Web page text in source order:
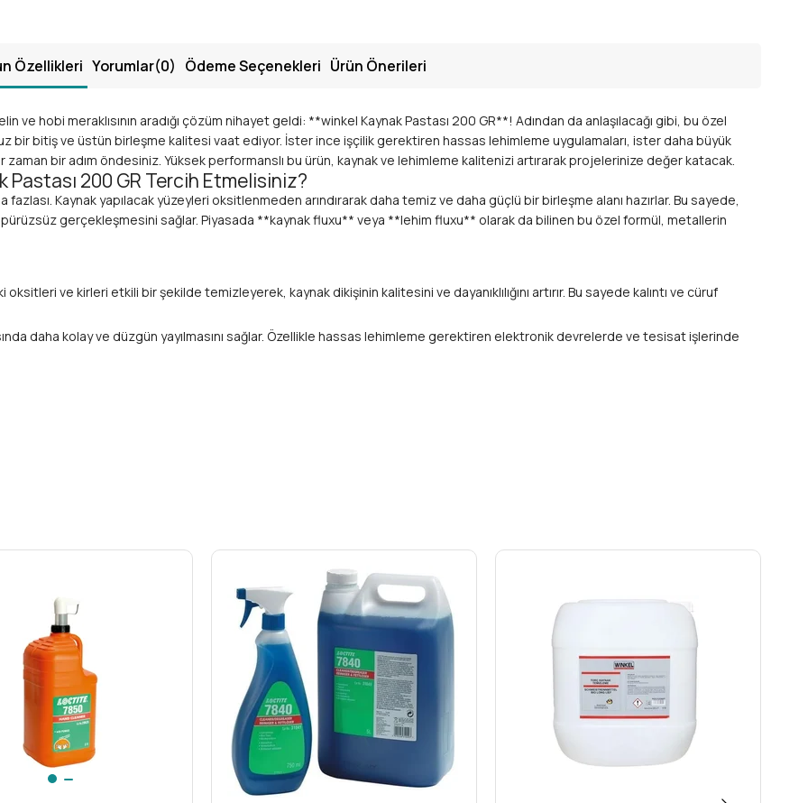
Özellikleri Yorumlar(0) Ödeme Seçenekleri Ürün Önerileri
hobi meraklısının aradığı çözüm nihayet geldi: **winkel Kaynak Pastası 200 GR**! Adından da anlaşılacağı gibi, bu özel
bir bitiş ve üstün birleşme kalitesi vaat ediyor. İster ince işçilik gerektiren hassas lehimleme uygulamaları, ister daha büyük
bir adım öndesiniz. Yüksek performanslı bu ürün, kaynak ve lehimleme kalitenizi artırarak projelerinize değer katacak.
200 GR Tercih Etmelisiniz?
Kaynak yapılacak yüzeyleri oksitlenmeden arındırarak daha temiz ve daha güçlü bir birleşme alanı hazırlar. Bu sayede,
pürüzsüz gerçekleşmesini sağlar. Piyasada **kaynak fluxu** veya **lehim fluxu** olarak da bilinen bu özel formül, metallerin
ve kirleri etkili bir şekilde temizleyerek, kaynak dikişinin kalitesini ve dayanıklılığını artırır. Bu sayede kalıntı ve cüruf
daha kolay ve düzgün yayılmasını sağlar. Özellikle hassas lehimleme gerektiren elektronik devrelerde ve tesisat işlerinde
uzun süreli ve verimli kullanım için tasarlanmıştır. Kompakt yapısı sayesinde kolayca taşınabilir ve depolanabilir. Yüksek
kaybetmez ve optimum performans sunar. Ürünün kararlı yapısı, zamanla performans kaybı yaşamasını engeller.
metallerin kaynak ve lehimleme işlemleri için optimize edilmiştir.
birleştirme kalitesini artırıcı.
(uygun temizlikle), korozyonu önleyici etki, uzun raf ömrü.
kalitesi.
fazlasını sunan **winkel Kaynak Pastası 200 GR**, her kaynak işleminde beklentilerinizi aşacak. Pas ve kirin kaynak kalitenizi
bir üst seviyeye taşıyın. Profesyonel **metal birleştirme** ve **lehimleme teknikleri** için olmazsa olmaz bu ürünü